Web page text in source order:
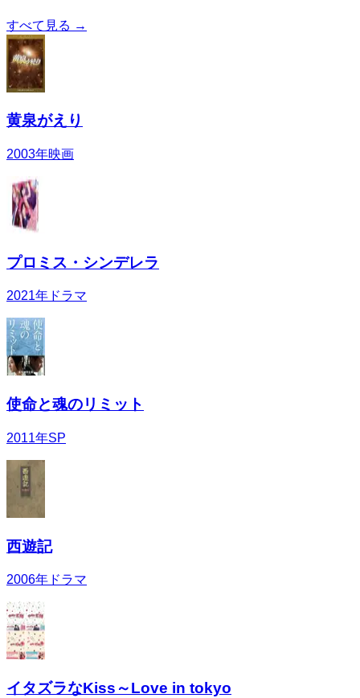
すべて見る →
黄泉がえり
2003年映画
プロミス・シンデレラ
2021年 ドラマ
使命と魂のリミット
2011年SP
西遊記
2006年 ドラマ
イタズラなKiss～Love in tokyo